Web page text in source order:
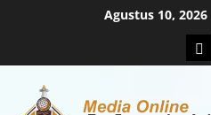
Agustus 10, 2026